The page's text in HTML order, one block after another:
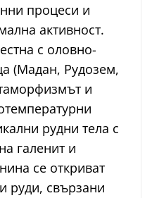
процеси и
активност.
с оловно-
(Мадан, Рудозем,
и
рудни тела с
галенит и
се откриват
руди, свързани